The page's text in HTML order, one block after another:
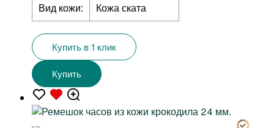
Вид кожи:
Кожа ската
Купить в 1 клик
Купить